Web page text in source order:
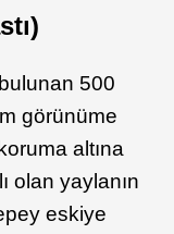
500
görünüme
altına
olan yaylanın
eskiye